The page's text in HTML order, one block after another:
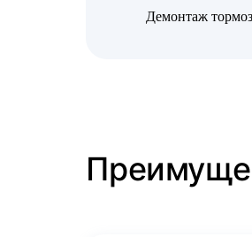
Демонтаж